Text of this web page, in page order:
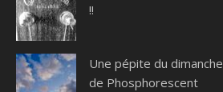
!!
Une pépite du dimanche
de Phosphorescent